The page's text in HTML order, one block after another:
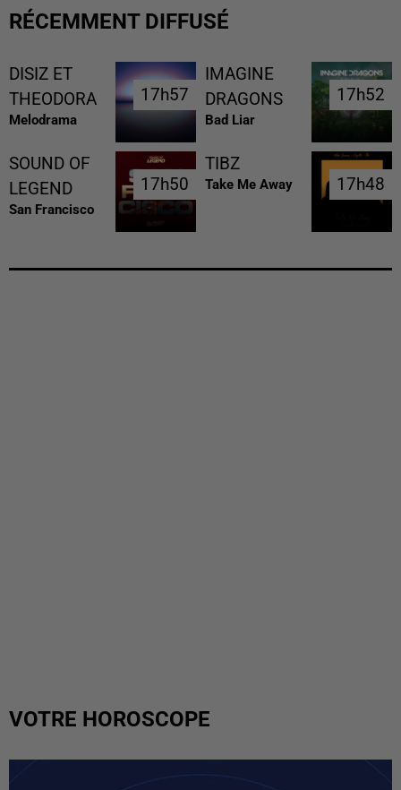
RÉCEMMENT DIFFUSÉ
DISIZ ET
THEODORA
Melodrama
17h57
17h57
IMAGINE
DRAGONS
Bad Liar
17h52
17h52
SOUND OF
LEGEND
San Francisco
17h50
17h50
TIBZ
Take Me Away 17h48
17h48
VOTRE HOROSCOPE